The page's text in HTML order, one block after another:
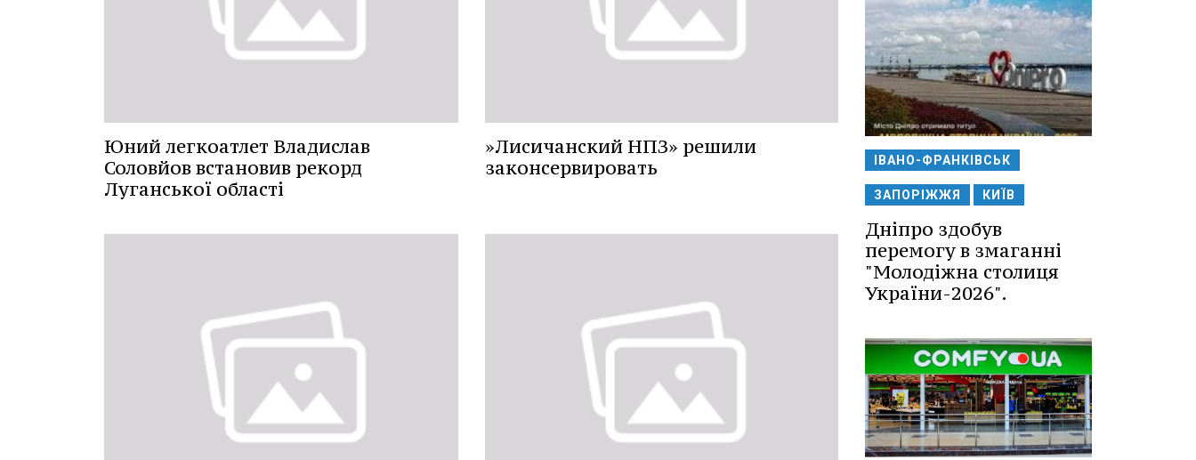
Юний легкоатлет Владислав
Соловйов встановив рекорд
Луганської області
»Лисичанский НПЗ» решили
законсервировать
ІВАНО-ФРАНКІВСЬК
ЗАПОРІЖЖЯ КИЇВ
Дніпро здобув
перемогу в змаганні
"Молодіжна столиця
України-2026".